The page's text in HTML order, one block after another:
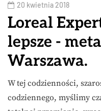
20 kwietnia 2018
Loreal
lepsze -
Warszawa.
W tej codzienności,
codziennego, myślimy